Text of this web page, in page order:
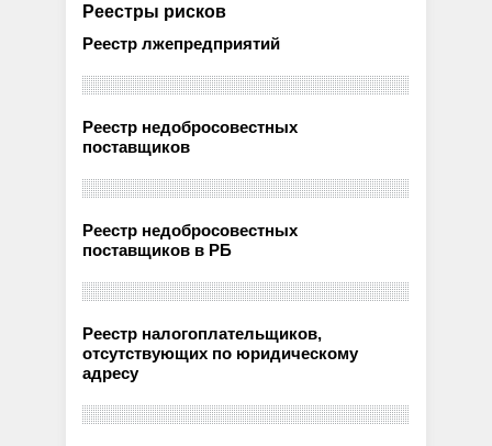
Реестры рисков
Реестр лжепредприятий
Реестр недобросовестных
поставщиков
Реестр недобросовестных
поставщиков в РБ
Реестр налогоплательщиков,
отсутствующих по юридическому
адресу